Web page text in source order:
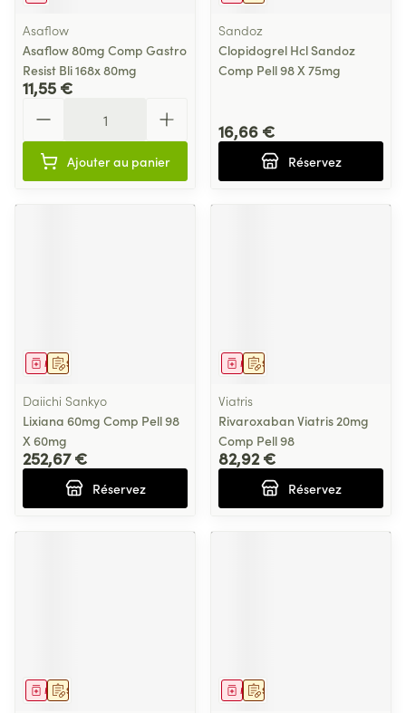
Asaflow
Asaflow 80mg Comp Gastro
Resist Bli 168x 80mg
11,55 €
Ajouter au panier
Sandoz
Clopidogrel Hcl Sandoz
Comp Pell 98 X 75mg
16,66 €
Réservez
Sur prescription
Médicament
Daiichi Sankyo
Lixiana 60mg Comp Pell 98
X 60mg
252,67 €
Réservez
Sur prescription
Médicament
Viatris
Rivaroxaban Viatris 20mg
Comp Pell 98
82,92 €
Réservez
Sur prescription
Médicament Sur prescription
Médicament